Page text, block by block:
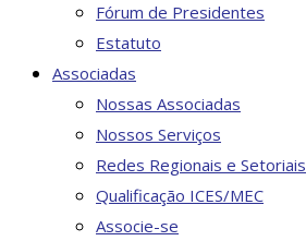
Fórum de Presidentes
Estatuto
Associadas
Nossas Associadas
Nossos Serviços
Redes Regionais e Setoriais
Qualificação ICES/MEC
Associe-se